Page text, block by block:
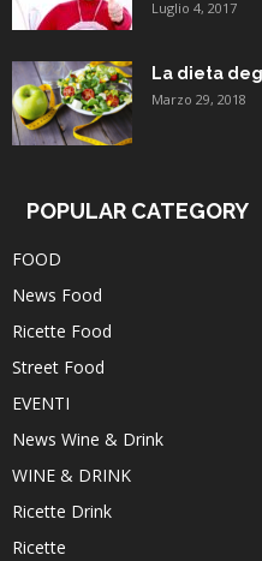
Luglio 4, 2017
La dieta
Marzo 29, 2018
POPULAR CATEGORY
FOOD
News Food
Ricette Food
Street Food
EVENTI
News Wine & Drink
WINE & DRINK
Ricette Drink
Ricette